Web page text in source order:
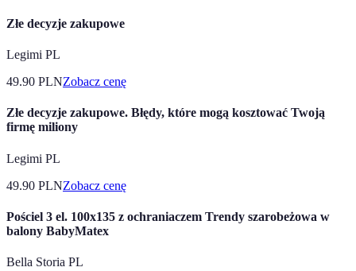
Złe decyzje zakupowe
Legimi PL
49.90 PLNZobacz cenę
Złe decyzje zakupowe. Błędy, które mogą kosztować Twoją
firmę miliony
Legimi PL
49.90 PLNZobacz cenę
Pościel 3 el. 100x135 z ochraniaczem Trendy szarobeżowa w
balony BabyMatex
Bella Storia PL